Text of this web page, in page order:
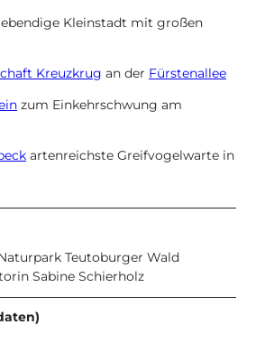
Kleinstadt mit großen
Kreuzkrug an der Fürstenallee
zum Einkehrschwung am
artenreichste Greifvogelwarte in
Teutoburger Wald
Sabine Schierholz